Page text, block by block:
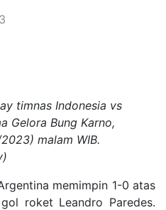
timnas Indonesia vs
Gelora Bung Karno,
malam WIB.
memimpin 1-0 atas
roket Leandro Paredes.